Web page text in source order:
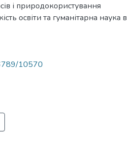
і природокористування
освіти та гуманітарна наука в
10570